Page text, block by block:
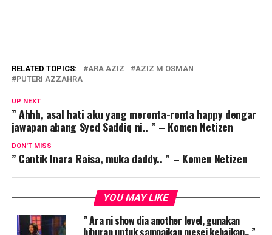
RELATED TOPICS: ARA AZIZ
AZIZ M OSMAN
PUTERI AZZAHRA
UP NEXT
” Ahhh, asal hati aku yang meronta-ronta happy dengar
jawapan abang Syed Saddiq ni.. ” – Komen Netizen
DON'T MISS
” Cantik Inara Raisa, muka daddy.. ” – Komen Netizen
YOU MAY LIKE
” Ara ni show dia another level, gunakan